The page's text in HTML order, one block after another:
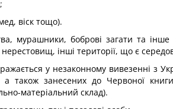
віск тощо).
мурашники, боброві загати та
інші території, що є
у незаконному вивезенні з
а також занесених до Червоної
матеріальний склад).